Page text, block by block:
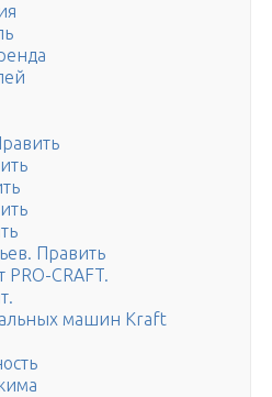
Править
PRO-CRAFT.
машин Kraft